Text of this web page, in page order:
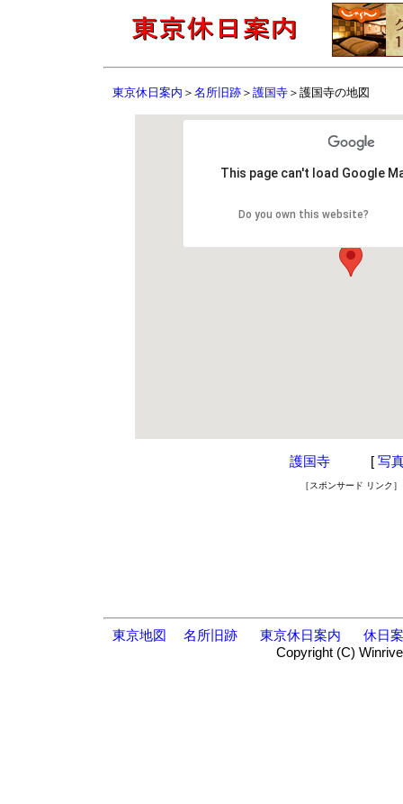
東京休日案内 ＞ 名所旧跡 ＞ 護国寺 ＞護国寺の地図
This page can't load Google
Do you own this website?
護国寺 [ 写
［スポンサード リンク］
東京地図 名所旧跡 東京休日案内
休日
Copyright (C)